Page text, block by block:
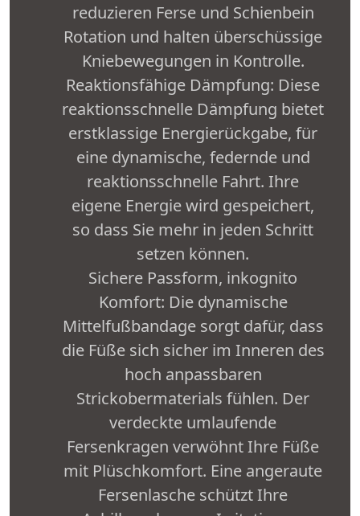
reduzieren Ferse und Schienbein
Rotation und halten überschüssige
Kniebewegungen in Kontrolle.
Reaktionsfähige Dämpfung: Diese
reaktionsschnelle Dämpfung bietet
erstklassige Energierückgabe, für
eine dynamische, federnde und
reaktionsschnelle Fahrt. Ihre
eigene Energie wird gespeichert,
so dass Sie mehr in jeden Schritt
setzen können.
Sichere Passform, inkognito
Komfort: Die dynamische
Mittelfußbandage sorgt dafür, dass
die Füße sich sicher im Inneren des
hoch anpassbaren
Strickobermaterials fühlen. Der
verdeckte umlaufende
Fersenkragen verwöhnt Ihre Füße
mit Plüschkomfort. Eine angeraute
Fersenlasche schützt Ihre